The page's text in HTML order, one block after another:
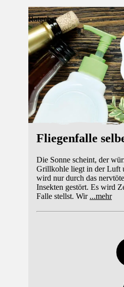
Ratgeber
Fliegenfalle
Die Sonne scheint, der
Grillkohle liegt in der Luft
wird nur durch das
Insekten gestört. Es wird
Falle stellst. Wir ...mehr